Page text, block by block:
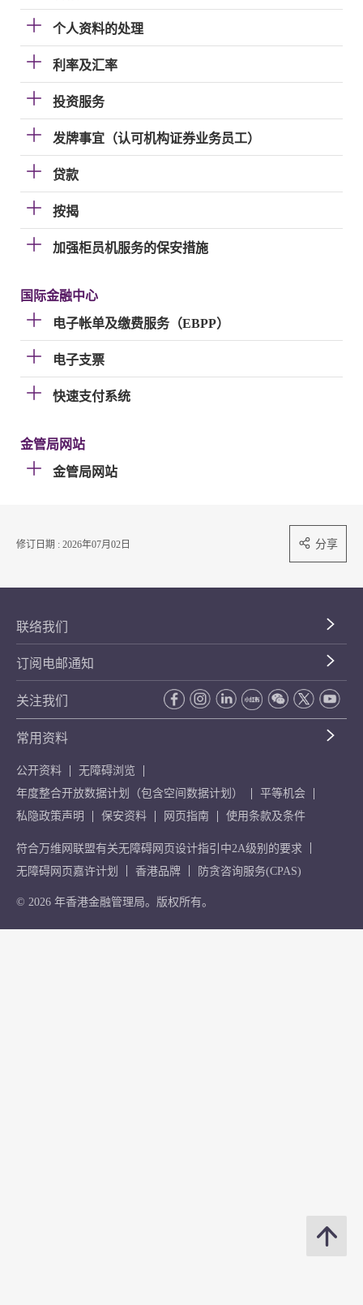
个人资料的处理
利率及汇率
投资服务
发牌事宜（认可机构证券业务员工）
贷款
按揭
加强柜员机服务的保安措施
国际金融中心
电子帐单及缴费服务（EBPP）
电子支票
快速支付系统
金管局网站
金管局网站
修订日期 : 2026年07月02日 分享
联络我们
订阅电邮通知
关注我们
常用资料
公开资料
无障碍浏览
年度整合开放数据计划（包含空间数据计划）
平等机会
私隐政策声明
保安资料 网页指南 使用条款及条件
符合万维网联盟有关无障碍网页设计指引中2A级别的要求
无障碍网页嘉许计划
香港品牌 防贪咨询服务(CPAS)
© 2026 年香港金融管理局。版权所有。